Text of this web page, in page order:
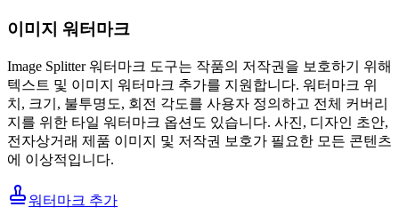
이미지 워터마크
Image Splitter 워터마크 도구는 작품의 저작권을 보호하기 위해
텍스트 및 이미지 워터마크 추가를 지원합니다. 워터마크 위
치, 크기, 불투명도, 회전 각도를 사용자 정의하고 전체 커버리
지를 위한 타일 워터마크 옵션도 있습니다. 사진, 디자인 초안,
전자상거래 제품 이미지 및 저작권 보호가 필요한 모든 콘텐츠
에 이상적입니다.
워터마크 추가